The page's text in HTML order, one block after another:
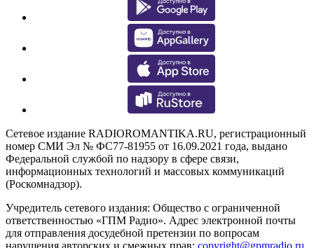
Сетевое издание RADIOROMANTIKA.RU, регистрационный
номер СМИ Эл № ФС77-81955 от 16.09.2021 года, выдано
Федеральной службой по надзору в сфере связи,
информационных технологий и массовых коммуникаций
(Роскомнадзор).
Учредитель сетевого издания: Общество с ограниченной
ответственностью «ГПМ Радио». Адрес электронной почты
для отправления досудебной претензии по вопросам
нарушения авторских и смежных прав: copyright@gpmradio.ru